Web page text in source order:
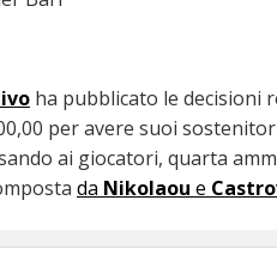
ha pubblicato le decisioni
per avere suoi
ai giocatori, quarta
da Nikolaou e